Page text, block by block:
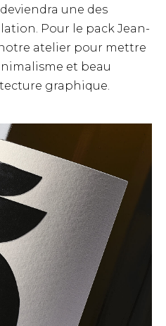
une des
Pour le pack Jean-
atelier pour mettre
et beau
graphique.